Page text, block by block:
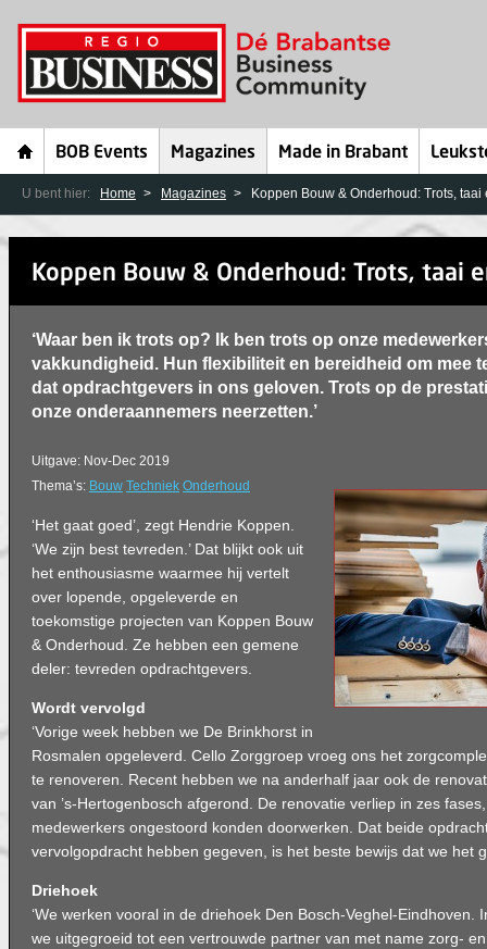
BOB Events Magazines Made in Brabant
U bent hier: Home Magazines Koppen Bouw & Onderhoud: Trots, taai
Koppen Bouw & Onderhoud: Trots, taai
‘Waar ben ik trots op? Ik ben trots op onze
vakkundigheid. Hun flexibiliteit en bereidheid om mee
dat opdrachtgevers in ons geloven. Trots op de
onze onderaannemers neerzetten.’
Uitgave: Nov-Dec 2019
Thema’s: Bouw Techniek Onderhoud
‘Het gaat goed’, zegt Hendrie Koppen.
‘We zijn best tevreden.’ Dat blijkt ook uit
het enthousiasme waarmee hij vertelt
over lopende, opgeleverde en
toekomstige projecten van Koppen Bouw
& Onderhoud. Ze hebben een gemene
deler: tevreden opdrachtgevers.
Wordt vervolgd
‘Vorige week hebben we De Brinkhorst in
Rosmalen opgeleverd. Cello Zorggroep vroeg ons het
te renoveren. Recent hebben we na anderhalf jaar ook de
van ’s-Hertogenbosch afgerond. De renovatie verliep in zes
medewerkers ongestoord konden doorwerken. Dat beide
vervolgopdracht hebben gegeven, is het beste bewijs dat we het
Driehoek
‘We werken vooral in de driehoek Den Bosch-Veghel-Eindhoven.
we uitgegroeid tot een vertrouwde partner van met name zorg-